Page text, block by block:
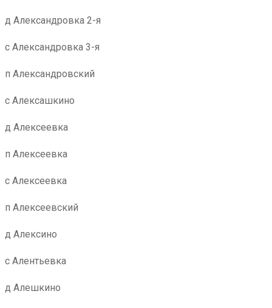
д Александровка 2-я
с Александровка 3-я
п Александровский
с Алексашкино
д Алексеевка
п Алексеевка
с Алексеевка
п Алексеевский
д Алексино
с Алентьевка
д Алешкино